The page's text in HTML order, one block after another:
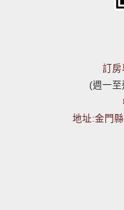
訂
(週一
地址:金門